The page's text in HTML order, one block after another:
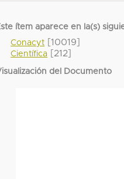
ítem aparece en la(s)
Conacyt [10019]
Científica [212]
del Documento